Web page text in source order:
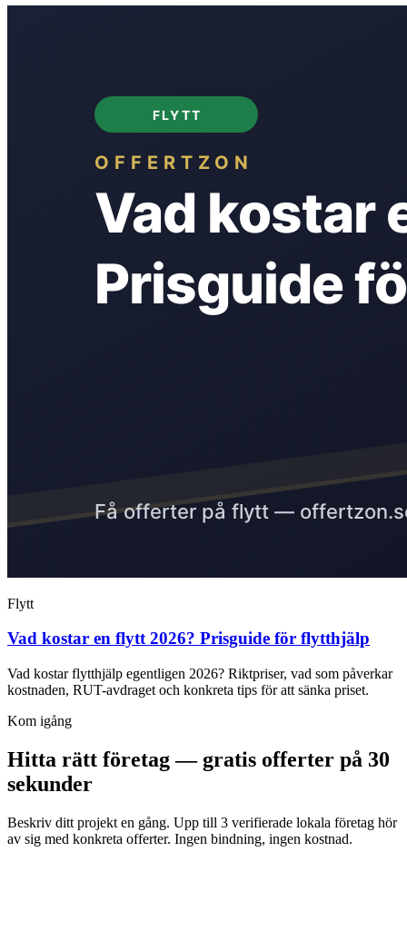
Flytt
Vad kostar en flytt 2026? Prisguide för flytthjälp
Vad kostar flytthjälp egentligen 2026? Riktpriser, vad som påverkar
kostnaden, RUT-avdraget och konkreta tips för att sänka priset.
Kom igång
Hitta rätt företag — gratis offerter på 30
sekunder
Beskriv ditt projekt en gång. Upp till 3 verifierade lokala företag hör
av sig med konkreta offerter. Ingen bindning, ingen kostnad.